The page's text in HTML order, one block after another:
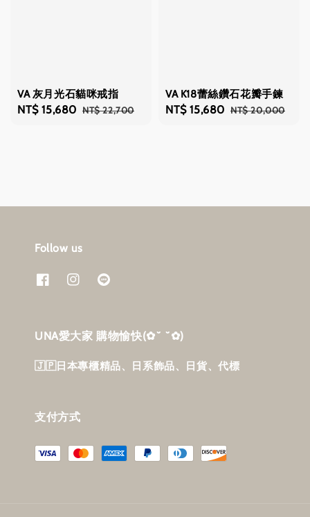
VA 灰月光石貓咪戒指
Sale
NT$ 15,680 Regular
NT$ 22,700
VA K18蕾絲鑽石花瓣手鍊
Sale
NT$ 15,680 Regular
NT$ 20,000
Follow us
UNA愛大家 購物愉快‎(✿˘ ˘✿)
🇯🇵日本專櫃精品、日系飾品、日貨、代標
支付方式